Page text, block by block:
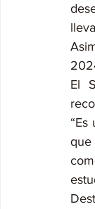
El
que